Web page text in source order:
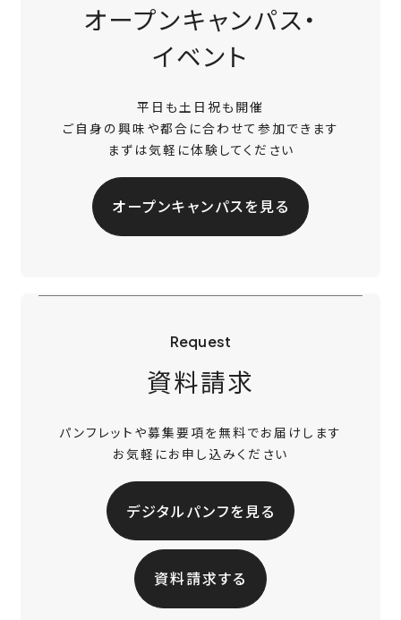
オープンキャンパス・
イベント
平日も土日祝も開催
ご自身の興味や都合に合わせて参加できます
まずは気軽に体験してください
オープンキャンパスを見る
Request
資料請求
パンフレットや募集要項を無料でお届けします
お気軽にお申し込みください
デジタルパンフを見る
資料請求する